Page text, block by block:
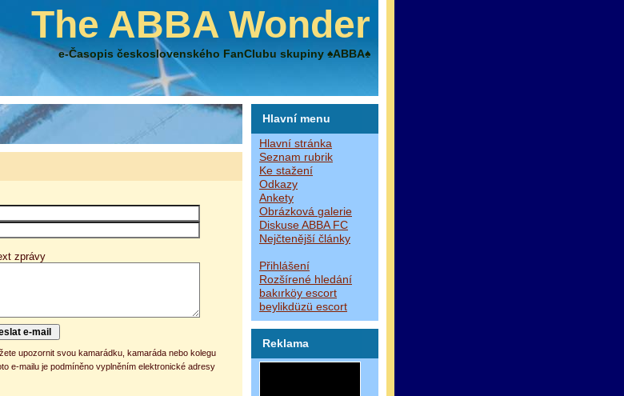
The ABBA Wonder
e-Časopis československého FanClubu skupiny ♠ABBA♠
Hlavní menu
Hlavní stránka
Seznam rubrik
Ke stažení
Odkazy
Ankety
Obrázková galerie
Diskuse ABBA FC
Nejčtenější články
Přihlášení
Rozšírené hledání
bakırköy escort
beylikdüzü escort
Reklama
zprávy
upozornit svou kamarádku, kamaráda nebo kolegu
e-mailu je podmíněno vyplněním elektronické adresy